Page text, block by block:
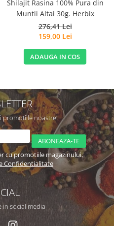
Shilajit Rasina 100% Pura din
Muntii Altai 30g. Herbix
276,41 Lei
159,00 Lei
ADAUGA IN COS
promotiile noastre
cu promotiile magazinului.
Confidentialitate
in social media